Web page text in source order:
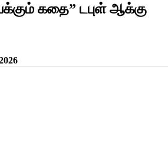
கதை” டபுள் ஆக்கு